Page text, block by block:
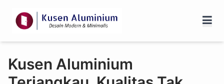
Kusen Aluminium